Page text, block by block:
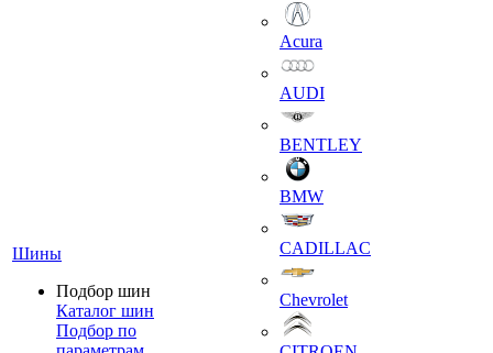
Шины
Подбор шин
Каталог шин
Подбор по
Acura
AUDI
BENTLEY
BMW
CADILLAC
Chevrolet